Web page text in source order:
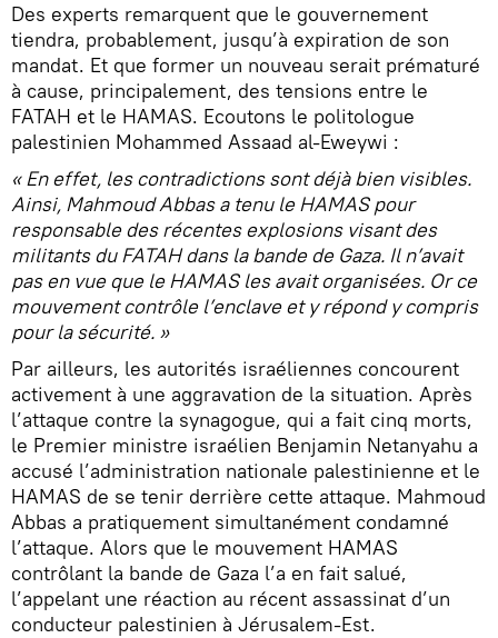
Des experts remarquent que le gouvernement
tiendra, probablement, jusqu’à expiration de son
mandat. Et que former un nouveau serait prématuré
à cause, principalement, des tensions entre le
FATAH et le HAMAS. Ecoutons le politologue
palestinien Mohammed Assaad al-Eweywi :
« En effet, les contradictions sont déjà bien visibles.
Ainsi, Mahmoud Abbas a tenu le HAMAS pour
responsable des récentes explosions visant des
militants du FATAH dans la bande de Gaza. Il n’avait
pas en vue que le HAMAS les avait organisées. Or ce
mouvement contrôle l’enclave et y répond y compris
pour la sécurité. »
Par ailleurs, les autorités israéliennes concourent
activement à une aggravation de la situation. Après
l’attaque contre la synagogue, qui a fait cinq morts,
le Premier ministre israélien Benjamin Netanyahu a
accusé l’administration nationale palestinienne et le
HAMAS de se tenir derrière cette attaque. Mahmoud
Abbas a pratiquement simultanément condamné
l’attaque. Alors que le mouvement HAMAS
contrôlant la bande de Gaza l’a en fait salué,
l’appelant une réaction au récent assassinat d’un
conducteur palestinien à Jérusalem-Est.